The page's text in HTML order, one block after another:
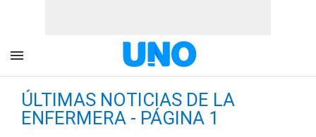
ÚLTIMAS NOTICIAS DE LA
ENFERMERA - PÁGINA 1